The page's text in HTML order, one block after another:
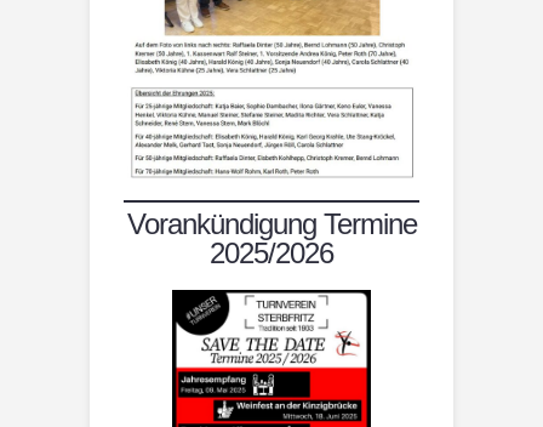
Vorankündigung Termine
2025/2026